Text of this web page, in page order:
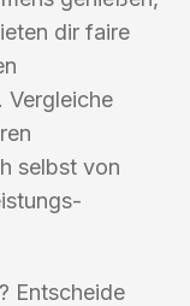
dir faire
Vergleiche
selbst von
Entscheide